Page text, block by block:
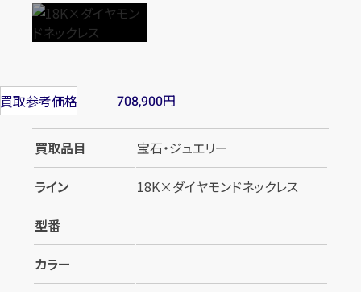
買取参考価格 708,900円
買取品目
宝石・ジュエリー
ライン
18K×ダイヤモンドネックレス
型番
カラー